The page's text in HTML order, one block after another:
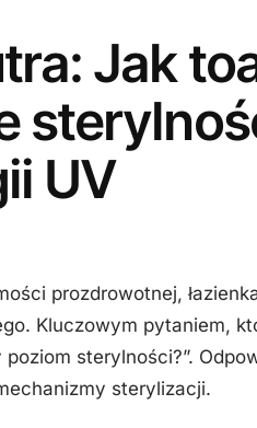
Jak
UV
prozdrowotnej,
Kluczowym pytaniem,
sterylności?”.
sterylizacji.